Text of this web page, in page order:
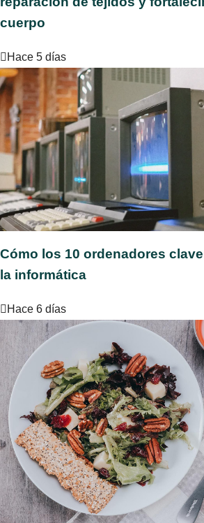
cuerpo
Hace 5 días
Cómo los 10 ordenadores
la informática
Hace 6 días